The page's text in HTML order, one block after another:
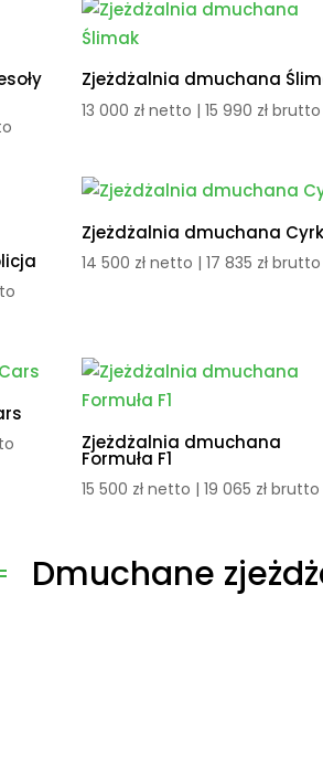
Zjeżdżalnia dmuchana
13 000 zł netto |15 990 zł brutto
Zjeżdżalnia dmuchana Cyrk
14 500 zł netto |17 835 zł brutto
Zjeżdżalnia dmuchana
Formuła F1
15 500 zł netto |19 065 zł brutto
Dmuchane